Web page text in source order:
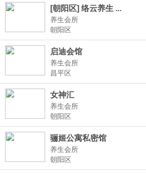
[朝阳区] 络云养生 ...
养生会所
朝阳区
启迪会馆
养生会所
昌平区
女神汇
养生会所
朝阳区
骊姬公寓私密馆
养生会所
朝阳区